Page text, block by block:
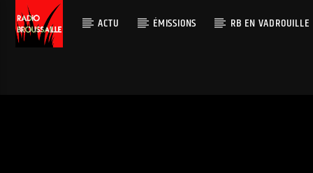
ACTU ÉMISSIONS RB EN VADROUILLE